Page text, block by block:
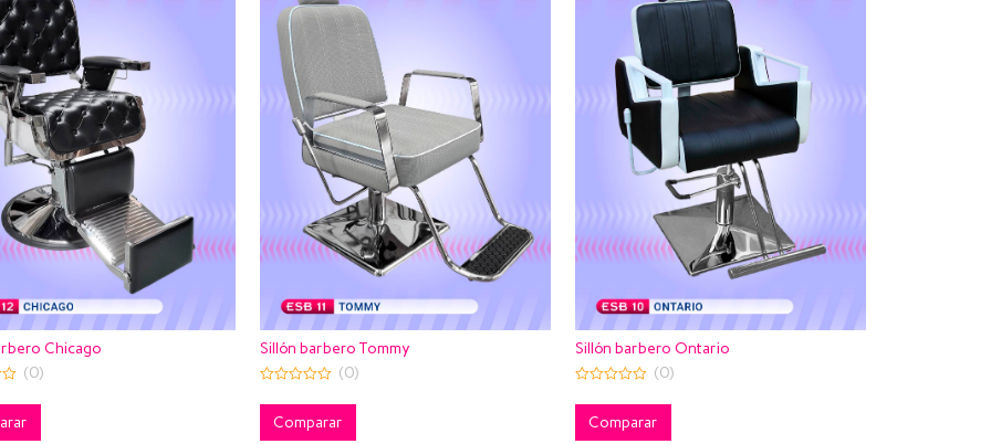
Chicago
(0)
Sillón barbero Tommy
out
(0)
Comparar
Sillón barbero Ontario
out
(0)
Comparar